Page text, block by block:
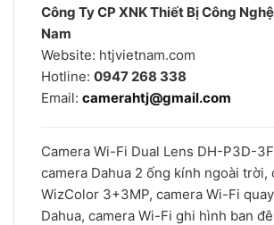
Công Ty CP XNK Thiết Bị Công
Nam
Website: htjvietnam.com
Hotline: 0947 268 338
Email: camerahtj@gmail.com
Camera Wi-Fi Dual Lens DH-P3D-
camera Dahua 2 ống kính ngoài trời,
WizColor 3+3MP, camera Wi-Fi
Dahua, camera Wi-Fi ghi hình ban